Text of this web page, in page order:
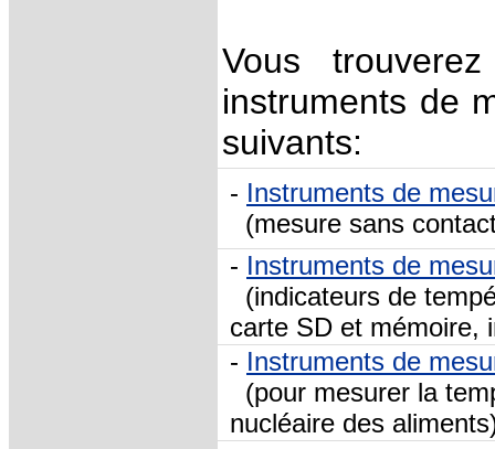
Vous
instruments de
suivants:
- Instruments de
(mesure sans
- Instruments de
(indicateurs de
carte SD et mémoire,
- Instruments de
(pour mesurer la
nucléaire des